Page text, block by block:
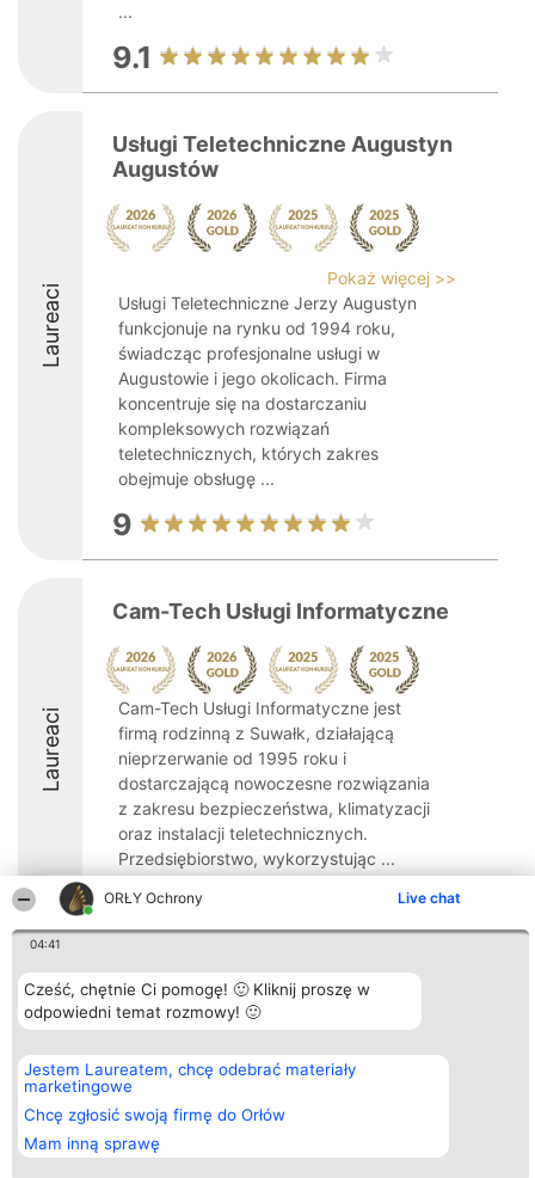
ORŁY Ochrony Live chat
04:41
Cześć, chętnie Ci pomogę! 🙂 Kliknij proszę w
odpowiedni temat rozmowy! 🙂
Jestem Laureatem, chcę odebrać materiały
marketingowe
Chcę zgłosić swoją firmę do Orłów
Mam inną sprawę
...
9.1
Laureaci
Usługi Teletechniczne Augustyn
Augustów
Pokaż więcej >>
Usługi Teletechniczne Jerzy Augustyn
funkcjonuje na rynku od 1994 roku,
świadcząc profesjonalne usługi w
Augustowie i jego okolicach. Firma
koncentruje się na dostarczaniu
kompleksowych rozwiązań
teletechnicznych, których zakres
obejmuje obsługę ...
9
Laureaci
Cam-Tech Usługi Informatyczne
Cam-Tech Usługi Informatyczne jest
firmą rodzinną z Suwałk, działającą
nieprzerwanie od 1995 roku i
dostarczającą nowoczesne rozwiązania
z zakresu bezpieczeństwa, klimatyzacji
oraz instalacji teletechnicznych.
Przedsiębiorstwo, wykorzystując ...
9.7
Organizator plebiscytu
Bright Side Solutions sp. z o.
o. sp. k.
Wrocław 50-079
KRS 0000749100 | Regon
381313360 | NIP 8943132676
+48 508 492 400
Plebiscyt
Laureaci
Lista
Laureatów
Zasady
Polityka
Kontakt